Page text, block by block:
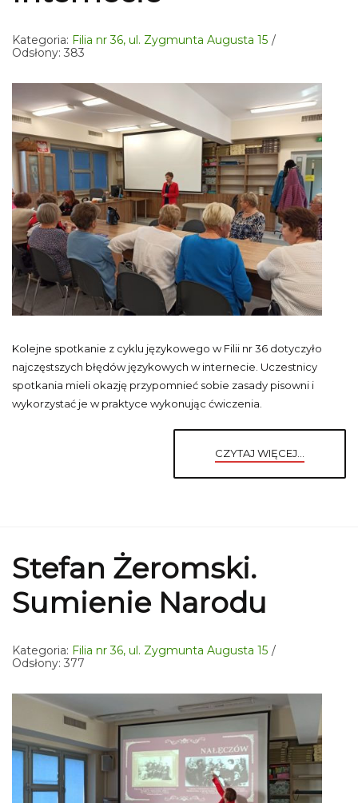
Kategoria: Filia nr 36, ul. Zygmunta Augusta 15
Odsłony: 383
Kolejne spotkanie z cyklu językowego w Filii nr 36 dotyczyło
najczęstszych błędów językowych w internecie. Uczestnicy
spotkania mieli okazję przypomnieć sobie zasady pisowni i
wykorzystać je w praktyce wykonując ćwiczenia.
CZYTAJ WIĘCEJ...
Stefan Żeromski.
Sumienie Narodu
Kategoria: Filia nr 36, ul. Zygmunta Augusta 15
Odsłony: 377